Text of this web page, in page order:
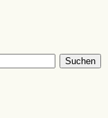
Suchen